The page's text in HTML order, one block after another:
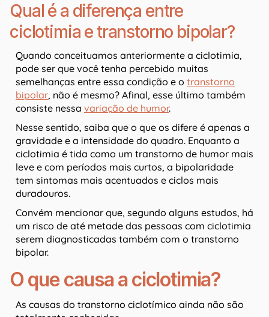
Qual é a diferença entre
ciclotimia e transtorno bipolar?
Quando conceituamos anteriormente a ciclotimia,
pode ser que você tenha percebido muitas
semelhanças entre essa condição e o transtorno
bipolar, não é mesmo? Afinal, esse último também
consiste nessa variação de humor.
Nesse sentido, saiba que o que os difere é apenas a
gravidade e a intensidade do quadro. Enquanto a
ciclotimia é tida como um transtorno de humor mais
leve e com períodos mais curtos, a bipolaridade
tem sintomas mais acentuados e ciclos mais
duradouros.
Convém mencionar que, segundo alguns estudos, há
um risco de até metade das pessoas com ciclotimia
serem diagnosticadas também com o transtorno
bipolar.
O que causa a ciclotimia?
As causas do transtorno ciclotímico ainda não são